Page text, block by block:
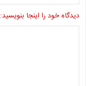
دیدگاه خود را اینجا بنویسید: